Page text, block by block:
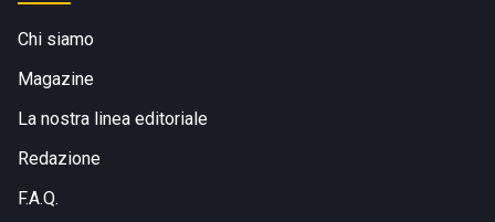
Chi siamo
Magazine
La nostra linea editoriale
Redazione
F.A.Q.